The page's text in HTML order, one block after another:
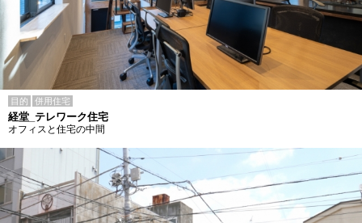
目的 併用住宅
経堂_テレワーク住宅
オフィスと住宅の中間